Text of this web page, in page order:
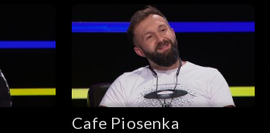
Cafe Piosenka